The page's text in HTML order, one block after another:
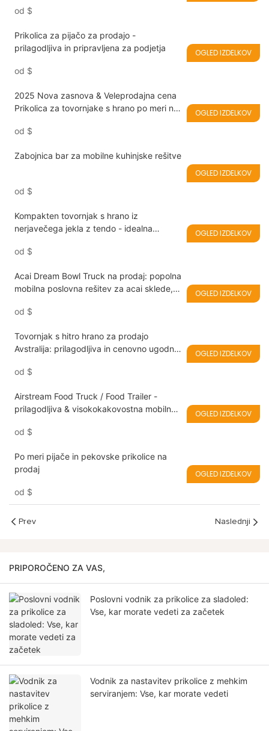
od $
Prikolica za pijačo za prodajo -
prilagodljiva in pripravljena za podjetja
od $
OGLED IZDELKOV
2025 Nova zasnova & Veleprodajna cena
Prikolica za tovornjake s hrano po meri na
od $
OGLED IZDELKOV
Zabojnica bar za mobilne kuhinjske rešitve
od $
OGLED IZDELKOV
Kompakten tovornjak s hrano iz
nerjavečega jekla z tendo - idealna
od $
OGLED IZDELKOV
Acai Dream Bowl Truck na prodaj: popolna
mobilna poslovna rešitev za acai sklede,
od $
OGLED IZDELKOV
Tovornjak s hitro hrano za prodajo
Avstralija: prilagodljiva in cenovno ugodna
od $
OGLED IZDELKOV
Airstream Food Truck / Food Trailer -
prilagodljiva & visokokakovostna mobilna
od $
OGLED IZDELKOV
Po meri pijače in pekovske prikolice na
prodaj
od $
OGLED IZDELKOV
Prev Naslednji
PRIPOROČENO ZA VAS,
Poslovni vodnik za prikolice za sladoled:
Vse, kar morate vedeti za začetek
Vodnik za nastavitev prikolice z mehkim
serviranjem: Vse, kar morate vedeti